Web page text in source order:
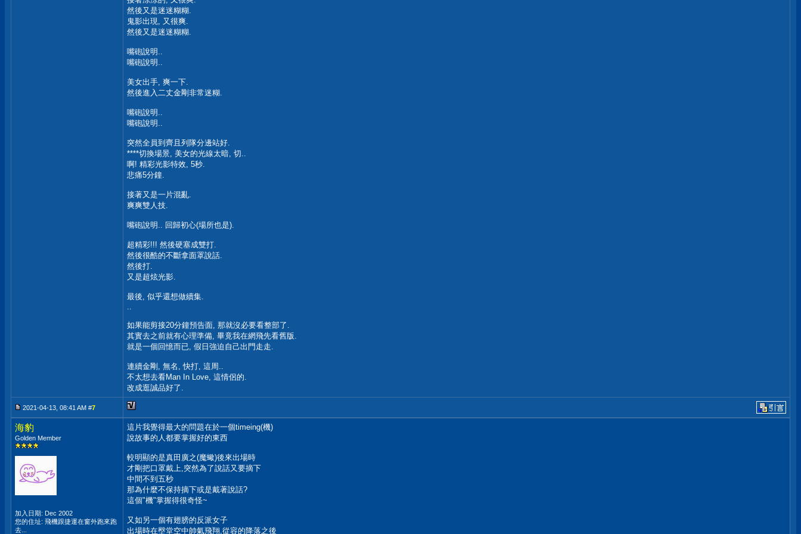
然後又是迷迷糊糊.
鬼影出現, 又很爽.
然後又是迷迷糊糊.
嘴砲說明..
嘴砲說明..
美女出手, 爽一下.
然後進入二丈金剛非常迷糊.
嘴砲說明..
嘴砲說明..
突然全員到齊且列隊分邊站好.
****切換場景, 美女的光線太暗, 切..
啊! 精彩光影特效, 5秒.
悲痛5分鐘.
接著又是一片混亂.
爽爽雙人技.
嘴砲說明.. 回歸初心(場所也是).
超精彩!!! 然後硬塞成雙打.
然後很酷的不斷拿面罩說話.
然後打.
又是超炫光影.
最後, 似乎還想做續集.
..
如果能剪接20分鐘預告面, 那就沒必要看整部了.
其實去之前就有心理準備, 畢竟我在網飛先看舊版.
就是一個回憶而已, 假日強迫自己出門走走.
連續金剛, 無名, 快打, 這周..
不太想去看Man In Love, 這情侶的.
改成逛誠品好了.
2021-04-13, 08:41 AM #7
海豹
Golden Member
加入日期: Dec 2002
您的住址: 飛機跟捷運在窗外跑來跑
去...
這片我覺得最大的問題在於一個timeing(機)
說故事的人都要掌握好的東西
較明顯的是真田廣之(魔蠍)後來出場時
才剛把口罩戴上,突然為了說話又要摘下
中間不到五秒
那為什麼不保持摘下或是戴著說話?
這個"機"掌握得很奇怪~
又如另一個有翅膀的反派女子
出場時在壂堂空中帥氣飛翔,從容的降落之後